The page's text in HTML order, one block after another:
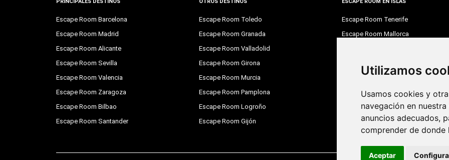
Utilizamos
Usamos cookies y
navegación en
anuncios adecuados,
comprender de donde
Aceptar
PRINCIPALES DESTINOS
Escape Room Barcelona
Escape Room Madrid
Escape Room Alicante
Escape Room Sevilla
Escape Room Valencia
Escape Room Zaragoza
Escape Room Bilbao
Escape Room Santander
OTROS DESTINOS
Escape Room Toledo
Escape Room Granada
Escape Room Valladolid
Escape Room Girona
Escape Room Murcia
Escape Room Pamplona
Escape Room Logroño
Escape Room Gijón
ESCAPE ROOM EN ISLAS
Escape Room Tenerife
Escape Room Mallorca
DESCÁRGATE LA APP
Google Play